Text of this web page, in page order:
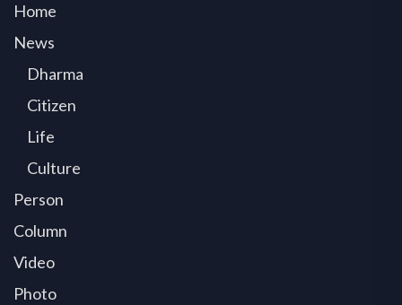
Home
News
Dharma
Citizen
Life
Culture
Person
Column
Video
Photo